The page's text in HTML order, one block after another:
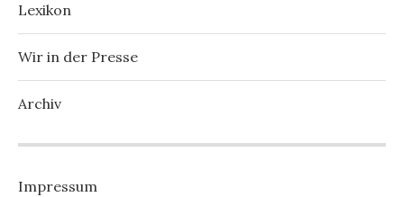
Lexikon
Wir in der Presse
Archiv
Impressum